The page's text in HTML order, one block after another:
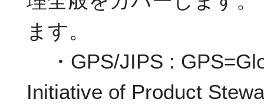
ます。
・GPS/JIPS :
Initiative of Product